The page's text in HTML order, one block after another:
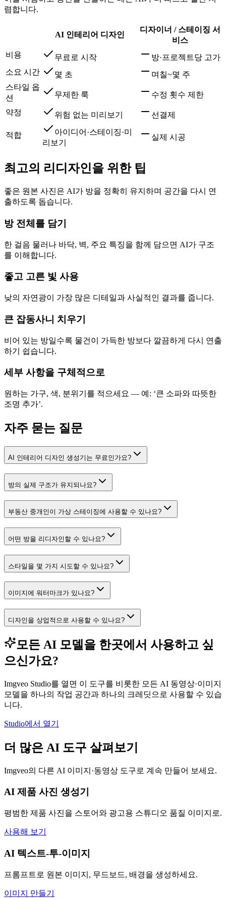
렴합니다.
AI 인테리어 디자인
디자이너 / 스테이징 서
비스
비용
무료로 시작
방·프로젝트당 고가
소요 시간
몇 초
며칠~몇 주
스타일 옵
션
무제한 룩 수정 횟수 제한
약정 위험 없는 미리보기 선결제
적합
아이디어·스테이징·미
리보기
실제 시공
최고의 리디자인을 위한 팁
좋은 원본 사진은 AI가 방을 정확히 유지하며 공간을 다시 연
출하도록 돕습니다.
방 전체를 담기
한 걸음 물러나 바닥, 벽, 주요 특징을 함께 담으면 AI가 구조
를 이해합니다.
좋고 고른 빛 사용
낮의 자연광이 가장 많은 디테일과 사실적인 결과를 줍니다.
큰 잡동사니 치우기
비어 있는 방일수록 물건이 가득한 방보다 깔끔하게 다시 연출
하기 쉽습니다.
세부 사항을 구체적으로
원하는 가구, 색, 분위기를 적으세요 — 예: ‘큰 소파와 따뜻한
조명 추가’.
자주 묻는 질문
AI 인테리어 디자인 생성기는 무료인가요?
방의 실제 구조가 유지되나요?
부동산 중개인이 가상 스테이징에 사용할 수 있나요?
어떤 방을 리디자인할 수 있나요?
스타일을 몇 가지 시도할 수 있나요?
이미지에 워터마크가 있나요?
디자인을 상업적으로 사용할 수 있나요?
모든 AI 모델을 한곳에서 사용하고 싶
으신가요?
Imgveo Studio를 열면 이 도구를 비롯한 모든 AI 동영상·이미지
모델을 하나의 작업 공간과 하나의 크레딧으로 사용할 수 있습
니다.
Studio에서 열기
더 많은 AI 도구 살펴보기
Imgveo의 다른 AI 이미지·동영상 도구로 계속 만들어 보세요.
AI 제품 사진 생성기
평범한 제품 사진을 스토어와 광고용 스튜디오 품질 이미지로.
사용해 보기
AI 텍스트-투-이미지
프롬프트로 원본 이미지, 무드보드, 배경을 생성하세요.
이미지 만들기